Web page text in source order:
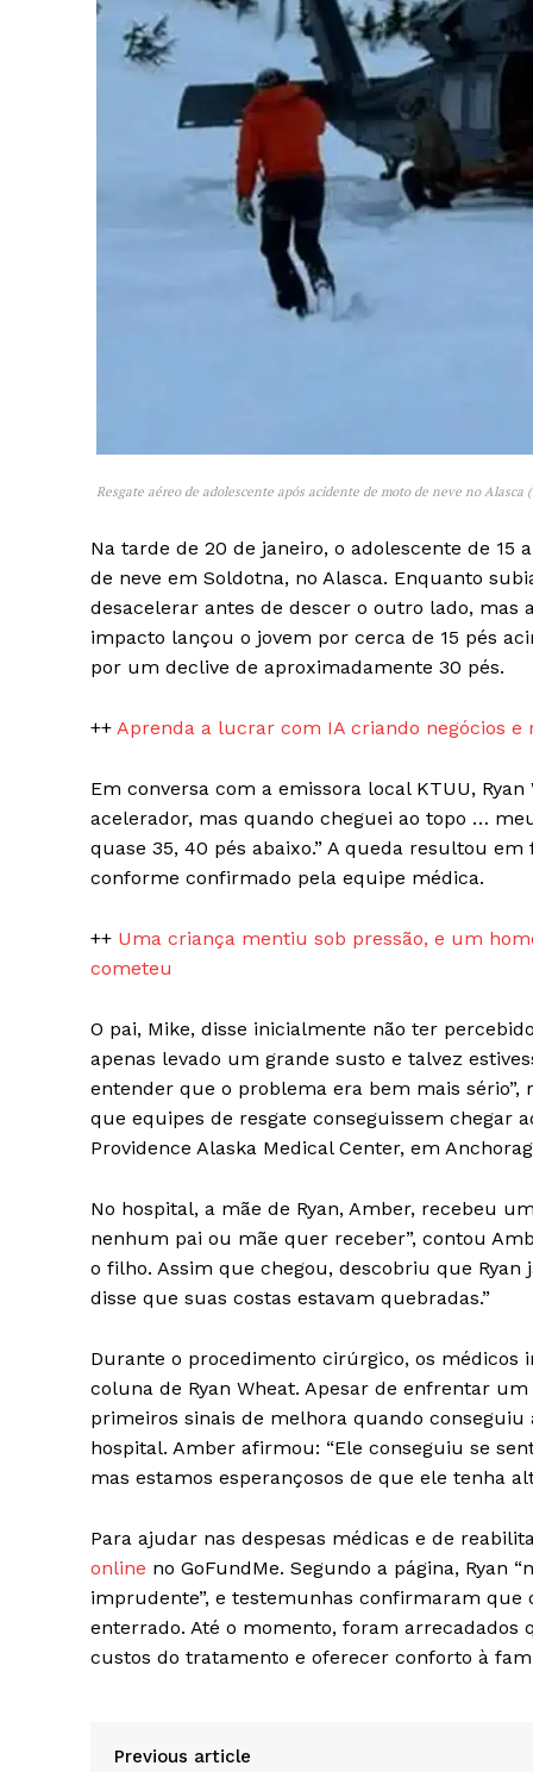
News
Resgate aéreo de adolescente após acidente de moto de neve no Alasca
Na tarde de 20 de janeiro, o adolescente de 15
de neve em Soldotna, no Alasca. Enquanto
desacelerar antes de descer o outro lado, mas
impacto lançou o jovem por cerca de 15 pés
por um declive de aproximadamente 30 pés.
++ Aprenda a lucrar com IA criando negócios e
Em conversa com a emissora local KTUU,
acelerador, mas quando cheguei ao topo …
quase 35, 40 pés abaixo.” A queda resultou
conforme confirmado pela equipe médica.
++ Uma criança mentiu sob pressão, e um
cometeu
O pai, Mike, disse inicialmente não ter
apenas levado um grande susto e talvez
entender que o problema era bem mais sério”,
que equipes de resgate conseguissem chegar
Providence Alaska Medical Center, em
No hospital, a mãe de Ryan, Amber, recebeu
nenhum pai ou mãe quer receber”, contou
o filho. Assim que chegou, descobriu que
disse que suas costas estavam quebradas.”
Durante o procedimento cirúrgico, os médicos
coluna de Ryan Wheat. Apesar de enfrentar
primeiros sinais de melhora quando
hospital. Amber afirmou: “Ele conseguiu se
mas estamos esperançosos de que ele tenha
Para ajudar nas despesas médicas e de
online no GoFundMe. Segundo a página, Ryan
imprudente”, e testemunhas confirmaram
enterrado. Até o momento, foram arrecadados
custos do tratamento e oferecer conforto à
Previous article